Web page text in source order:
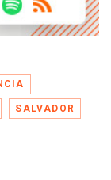
SALVADOR